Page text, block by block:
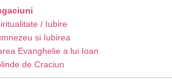
/ Iubire
si Iubirea
Evanghelie a lui Ioan
de Craciun